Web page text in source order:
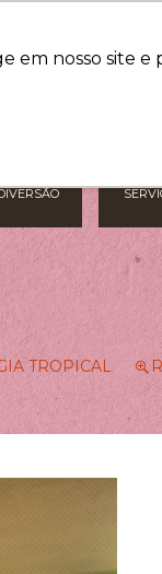
em nosso site
TROPICAL